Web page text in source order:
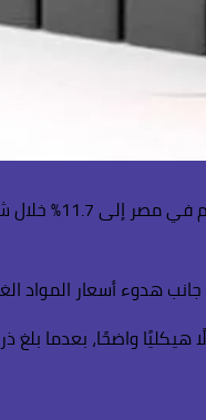
هدوء أسعار المواد
38% في سبتمبر 2023، قبل أن يتراجع